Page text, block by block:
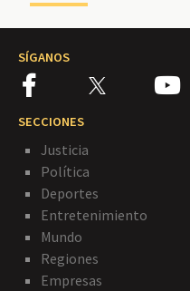
SÍGANOS
SECCIONES
Justicia
Política
Deportes
Entretenimiento
Mundo
Regiones
Empresas